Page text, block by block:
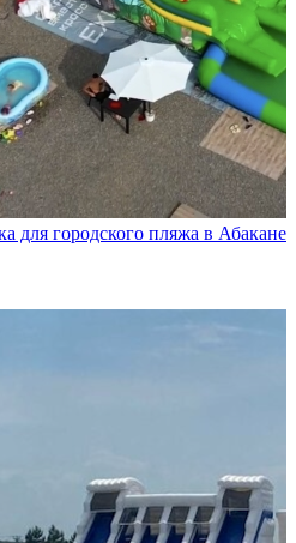
для городского пляжа в Абакане